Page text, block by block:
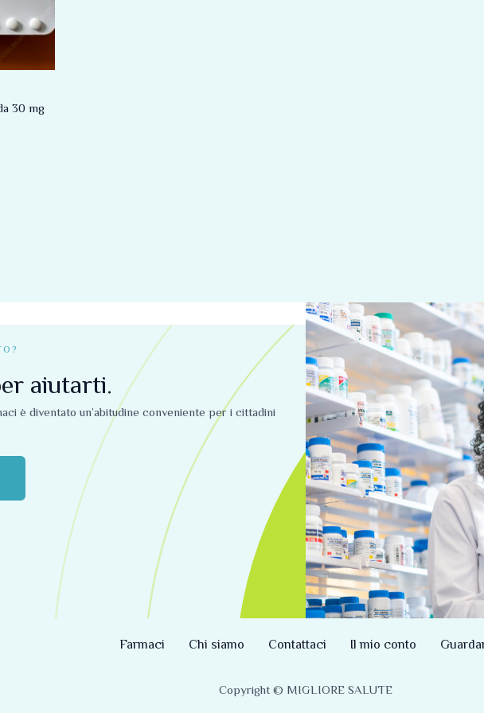
30 mg
aiutarti.
è diventato un’abitudine conveniente per i cittadini
Farmaci Chi siamo Contattaci Il mio conto
Copyright © MIGLIORE SALUTE